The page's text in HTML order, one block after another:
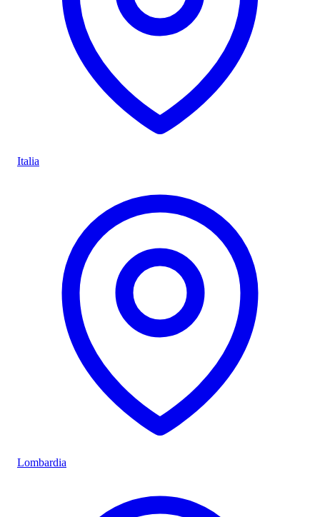
Italia
Lombardia